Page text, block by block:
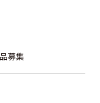
募集